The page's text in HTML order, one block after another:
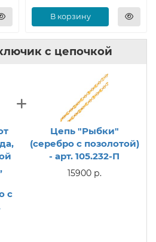
В корзину
с цепочкой
с
Цепь "Рыбки"
(серебро с позолотой)
- арт. 105.232-П
15900 р.